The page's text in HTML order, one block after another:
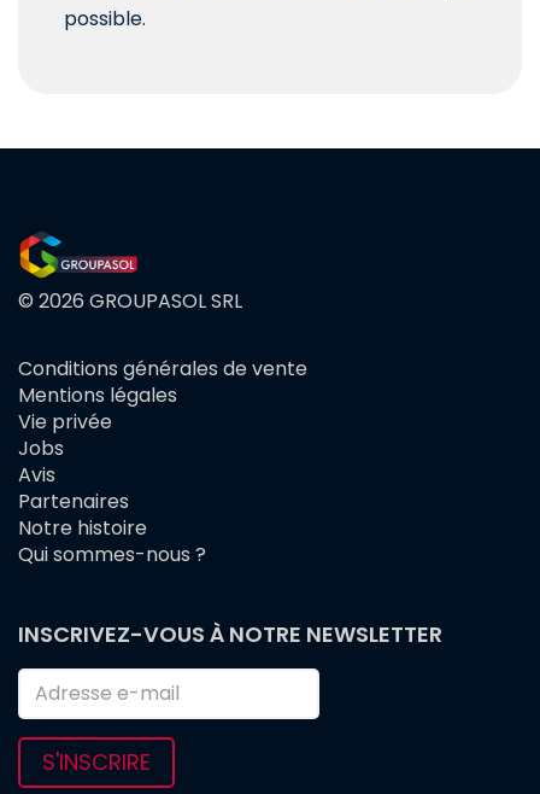
possible.
© 2026 GROUPASOL SRL
FOOTER
MENU
Conditions générales de vente
Mentions légales
Vie privée
Jobs
Avis
Partenaires
Notre histoire
Qui sommes-nous ?
INSCRIVEZ-VOUS À NOTRE NEWSLETTER
S'INSCRIRE